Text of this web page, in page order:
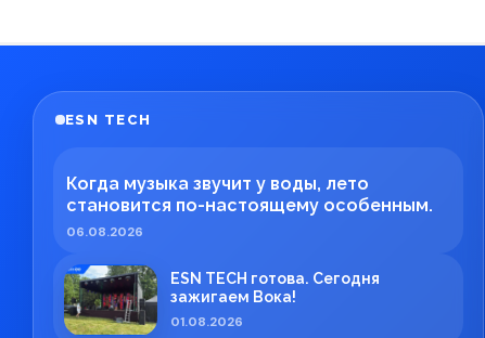
ESN TECH
Когда музыка звучит у воды, лето
становится по-настоящему особенным.
06.08.2026
ESN TECH готова. Сегодня
зажигаем Вока!
01.08.2026